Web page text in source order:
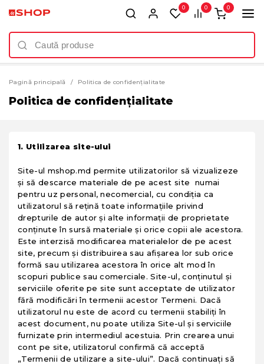
0 0 0
Pagină principală Politica de confidențialitate
Politica de confidențialitate
1. Utilizarea site-ului
Site-ul mshop.md permite utilizatorilor să vizualizeze
și să descarce materiale de pe acest site numai
pentru uz personal, necomercial, cu condiția ca
utilizatorul să rețină toate informațiile privind
drepturile de autor și alte informații de proprietate
conținute în sursă materiale și orice copii ale acestora.
Este interzisă modificarea materialelor de pe acest
site, precum și distribuirea sau afișarea lor sub orice
formă sau utilizarea acestora în orice alt mod în
scopuri publice sau comerciale. Site-ul, conținutul și
serviciile oferite pe site sunt acceptate de utilizator
fără modificări în termenii acestor Termeni. Dacă
utilizatorul nu este de acord cu termenii stabiliți în
acest document, nu poate utiliza Site-ul și serviciile
furnizate prin intermediul acestuia. Prin crearea unui
cont pe site, utilizatorul confirmă că acceptă
„Termenii de utilizare a site-ului”. Dacă continuați să